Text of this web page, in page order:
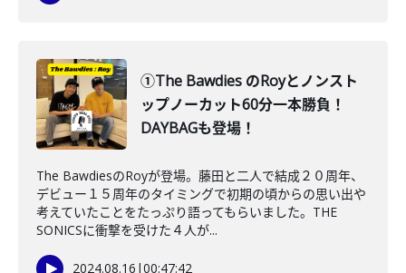
①The Bawdies のRoyとノンスト
ップノーカット60分一本勝負！
DAYBAGも登場！
The BawdiesのRoyが登場。藤田と二人で結成２０周年、
デビュー１５周年のタイミングで初期の頃からの思い出や
考えていたことをたっぷり語ってもらいました。THE
SONICSに衝撃を受けた４人が...
2024.08.16 |00:47:42